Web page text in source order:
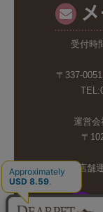
受付時
〒337-
運営会
〒
店舗